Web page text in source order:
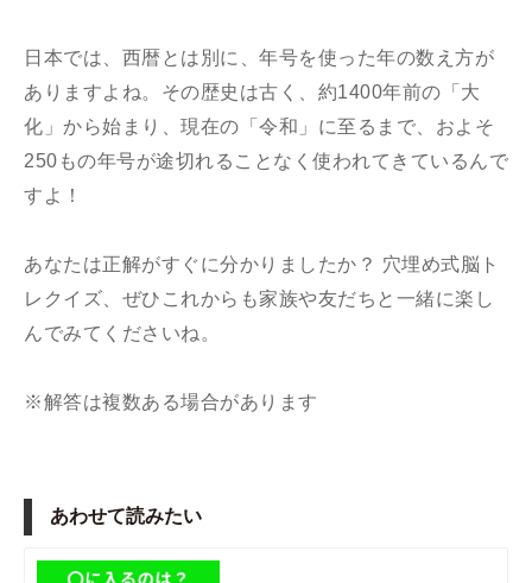
日本では、西暦とは別に、年号を使った年の数え方が
ありますよね。その歴史は古く、約1400年前の「大
化」から始まり、現在の「令和」に至るまで、およそ
250もの年号が途切れることなく使われてきているんで
すよ！
あなたは正解がすぐに分かりましたか？ 穴埋め式脳ト
レクイズ、ぜひこれからも家族や友だちと一緒に楽し
んでみてくださいね。
※解答は複数ある場合があります
あわせて読みたい